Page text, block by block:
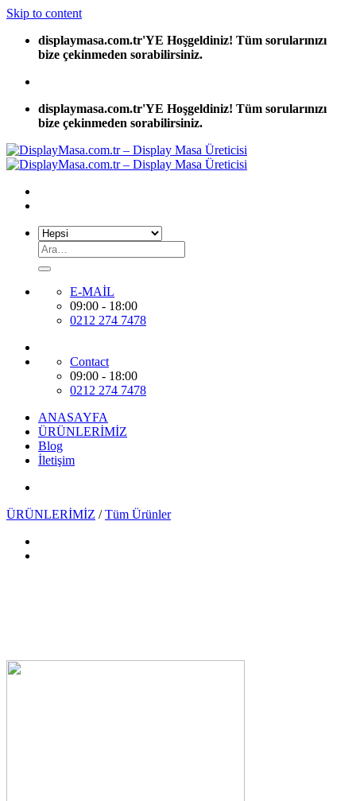
Skip to content
displaymasa.com.tr'YE Hoşgeldiniz! Tüm sorularınızı
bize çekinmeden sorabilirsiniz.
displaymasa.com.tr'YE Hoşgeldiniz! Tüm sorularınızı
bize çekinmeden sorabilirsiniz.
E-MAİL
09:00 - 18:00
0212 274 7478
Contact
09:00 - 18:00
0212 274 7478
ANASAYFA
ÜRÜNLERİMİZ
Blog
İletişim
ÜRÜNLERİMİZ / Tüm Ürünler